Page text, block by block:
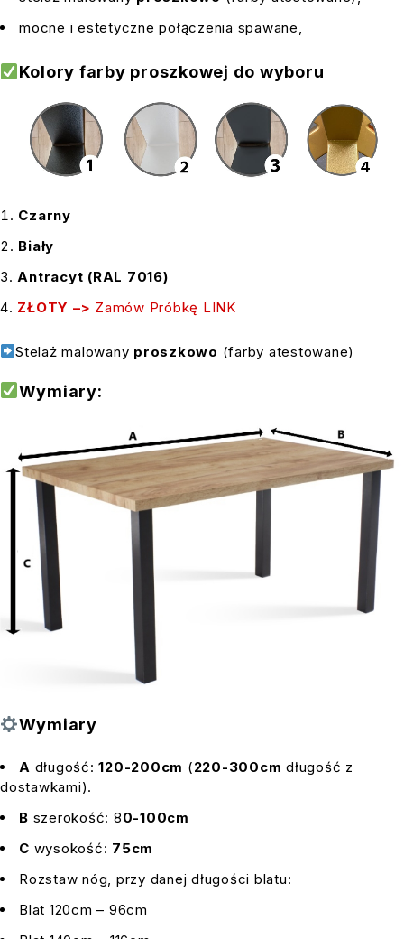
mocne i estetyczne połączenia spawane,
Kolory farby proszkowej do wyboru
Czarny
Biały
Antracyt (RAL 7016)
ZŁOTY –> Zamów Próbkę LINK
Stelaż malowany proszkowo (farby atestowane)
Wymiary:
Wymiary
A długość:120-200cm (220-300cm długość z
dostawkami).
B szerokość: 80-100cm
C wysokość: 75cm
Rozstaw nóg, przy danej długości blatu:
Blat 120cm – 96cm